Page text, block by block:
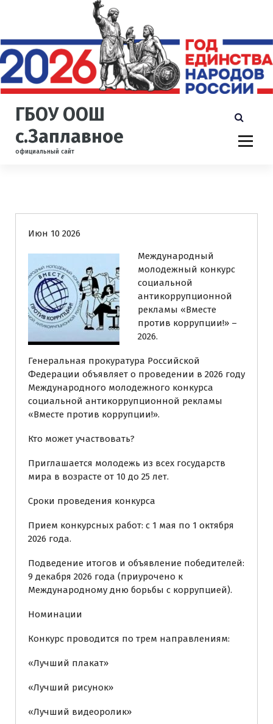
е
й
т
и
ГБОУ ООШ
с.Заплавное
официальный сайт
Июн 10 2026
Международный
молодежный конкурс
социальной
антикоррупционной
рекламы «Вместе
против коррупции!» –
2026.
Генеральная прокуратура Российской
Федерации объявляет о проведении в 2026 году
Международного молодежного конкурса
социальной антикоррупционной рекламы
«Вместе против коррупции!».
Кто может участвовать?
Приглашается молодежь из всех государств
мира в возрасте от 10 до 25 лет.
Сроки проведения конкурса
Прием конкурсных работ: с 1 мая по 1 октября
2026 года.
Подведение итогов и объявление победителей:
9 декабря 2026 года (приурочено к
Международному дню борьбы с коррупцией).
Номинации
Конкурс проводится по трем направлениям:
«Лучший плакат»
«Лучший рисунок»
«Лучший видеоролик»